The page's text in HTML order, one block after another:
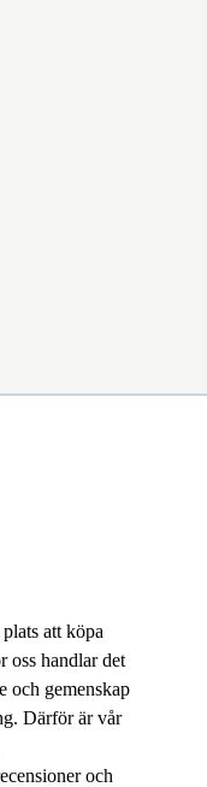
att köpa
oss handlar det
och gemenskap
Därför är vår
och